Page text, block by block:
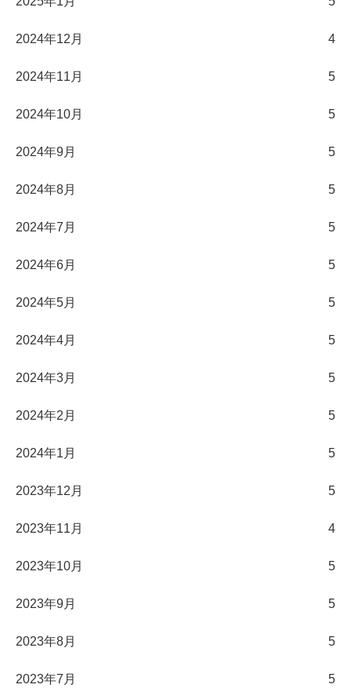
2024年12月 4
2024年11月 5
2024年10月 5
2024年9月 5
2024年8月 5
2024年7月 5
2024年6月 5
2024年5月 5
2024年4月 5
2024年3月 5
2024年2月 5
2024年1月 5
2023年12月 5
2023年11月 4
2023年10月 5
2023年9月 5
2023年8月 5
2023年7月 5